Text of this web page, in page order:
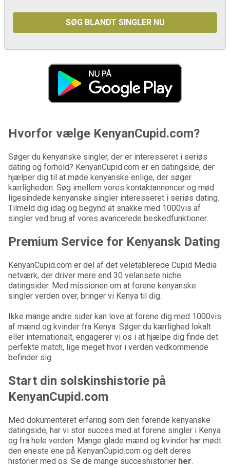
Hvorfor vælge KenyanCupid.com?
Søger du kenyanske singler, der er interesseret i seriøs
dating og forhold? KenyanCupid.com er en datingside, der
hjælper dig til at møde kenyanske enlige, der søger
kærligheden. Søg imellem vores kontaktannoncer og mød
ligesindede kenyanske singler interesseret i seriøs dating.
Tilmeld dig idag og begynd at snakke med 1000vis af
singler ved brug af vores avancerede beskedfunktioner.
Premium Service for Kenyansk Dating
KenyanCupid.com er del af det veletablerede Cupid Media
netværk, der driver mere end 30 velansete niche
datingsider. Med missionen om at forene kenyanske
singler verden over, bringer vi Kenya til dig.
Ikke mange andre sider kan love at forene dig med 1000vis
af mænd og kvinder fra Kenya. Søger du kærlighed lokalt
eller internationalt, engagerer vi os i at hjælpe dig finde det
perfekte match, lige meget hvor i verden vedkommende
befinder sig.
Start din solskinshistorie på
KenyanCupid.com
Med dokumenteret erfaring som den førende kenyanske
datingside, har vi stor succes med at forene singler i Kenya
og fra hele verden. Mange glade mænd og kvinder har mødt
den eneste ene på KenyanCupid.com og delt deres
historier med os. Se de mange succeshistorier her.